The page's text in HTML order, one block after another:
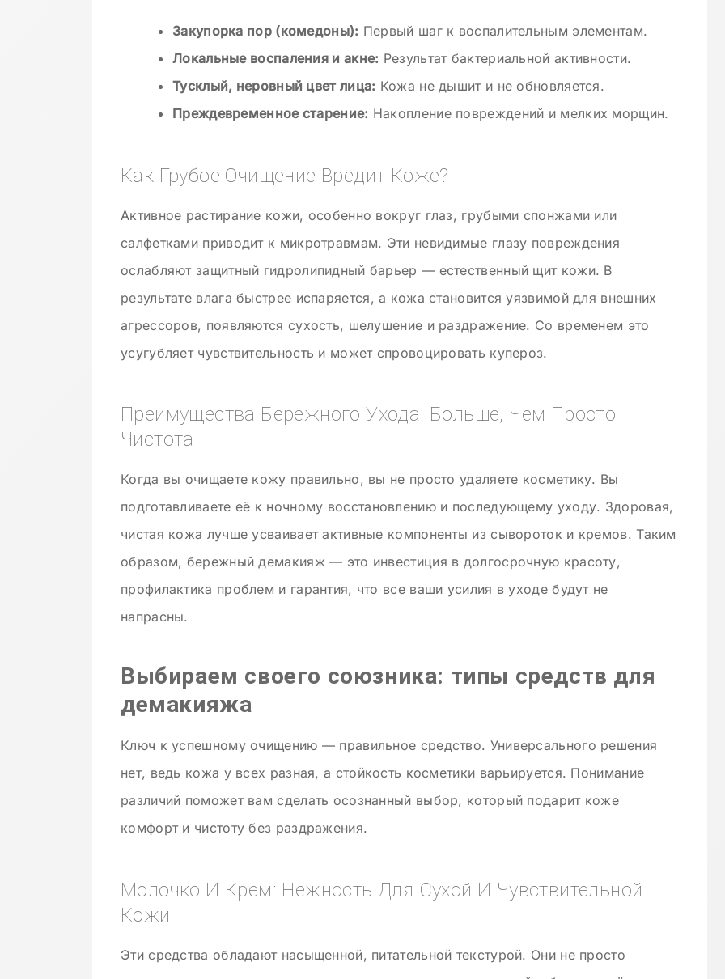
Закупорка пор (комедоны): Первый шаг к воспалительным элементам.
Локальные воспаления и акне: Результат бактериальной активности.
Тусклый, неровный цвет лица: Кожа не дышит и не обновляется.
Преждевременное старение: Накопление повреждений и мелких морщин.
Как Грубое Очищение Вредит Коже?
Активное растирание кожи, особенно вокруг глаз, грубыми спонжами или
салфетками приводит к микротравмам. Эти невидимые глазу повреждения
ослабляют защитный гидролипидный барьер — естественный щит кожи. В
результате влага быстрее испаряется, а кожа становится уязвимой для внешних
агрессоров, появляются сухость, шелушение и раздражение. Со временем это
усугубляет чувствительность и может спровоцировать купероз.
Преимущества Бережного Ухода: Больше, Чем Просто
Чистота
Когда вы очищаете кожу правильно, вы не просто удаляете косметику. Вы
подготавливаете её к ночному восстановлению и последующему уходу. Здоровая,
чистая кожа лучше усваивает активные компоненты из сывороток и кремов. Таким
образом, бережный демакияж — это инвестиция в долгосрочную красоту,
профилактика проблем и гарантия, что все ваши усилия в уходе будут не
напрасны.
Выбираем своего союзника: типы средств для
демакияжа
Ключ к успешному очищению — правильное средство. Универсального решения
нет, ведь кожа у всех разная, а стойкость косметики варьируется. Понимание
различий поможет вам сделать осознанный выбор, который подарит коже
комфорт и чистоту без раздражения.
Молочко И Крем: Нежность Для Сухой И Чувствительной
Кожи
Эти средства обладают насыщенной, питательной текстурой. Они не просто